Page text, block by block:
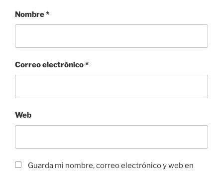
Nombre*
Correo electrónico*
Web
Guarda mi nombre, correo electrónico y web en